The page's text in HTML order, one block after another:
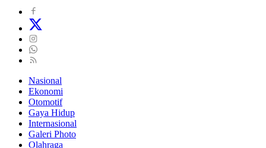
Nasional
Ekonomi
Otomotif
Gaya Hidup
Internasional
Galeri Photo
Olahraga